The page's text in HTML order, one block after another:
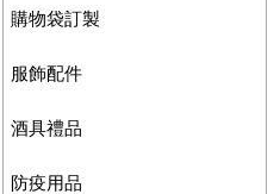
購物袋訂製
服飾配件
酒具禮品
防疫用品